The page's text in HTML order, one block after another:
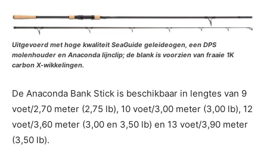
Uitgevoerd met hoge kwaliteit SeaGuide geleideogen, een DPS
molenhouder en Anaconda lijnclip; de blank is voorzien van fraaie 1K
carbon X-wikkelingen.
De Anaconda Bank Stick is beschikbaar in lengtes van 9
voet/2,70 meter (2,75 lb), 10 voet/3,00 meter (3,00 lb), 12
voet/3,60 meter (3,00 en 3,50 lb) en 13 voet/3,90 meter
(3,50 lb).